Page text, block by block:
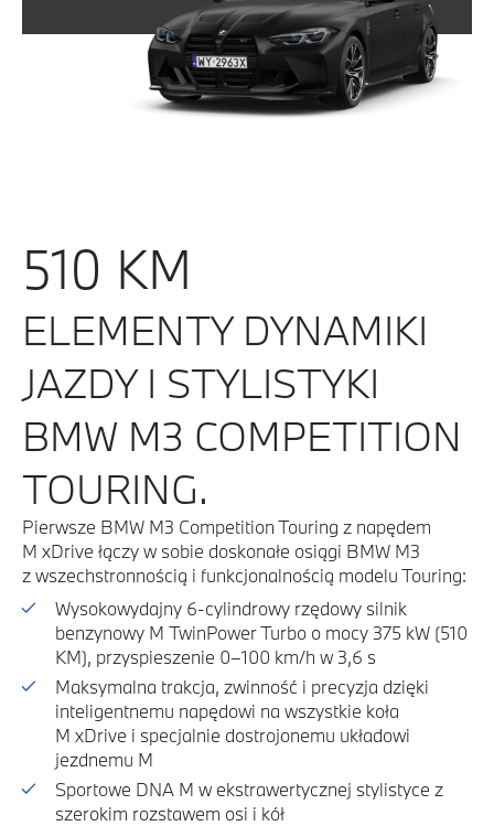
510 KM
ELEMENTY DYNAMIKI
JAZDY I STYLISTYKI
BMW M3 COMPETITION
TOURING.
Pierwsze BMW M3 Competition Touring z napędem
M xDrive łączy w sobie doskonałe osiągi BMW M3
z wszechstronnością i funkcjonalnością modelu Touring:
Wysokowydajny 6-cylindrowy rzędowy silnik
benzynowy M TwinPower Turbo o mocy 375 kW (510
KM), przyspieszenie 0–100 km/h w 3,6 s
Maksymalna trakcja, zwinność i precyzja dzięki
inteligentnemu napędowi na wszystkie koła
M xDrive i specjalnie dostrojonemu układowi
jezdnemu M
Sportowe DNA M w ekstrawertycznej stylistyce z
szerokim rozstawem osi i kół